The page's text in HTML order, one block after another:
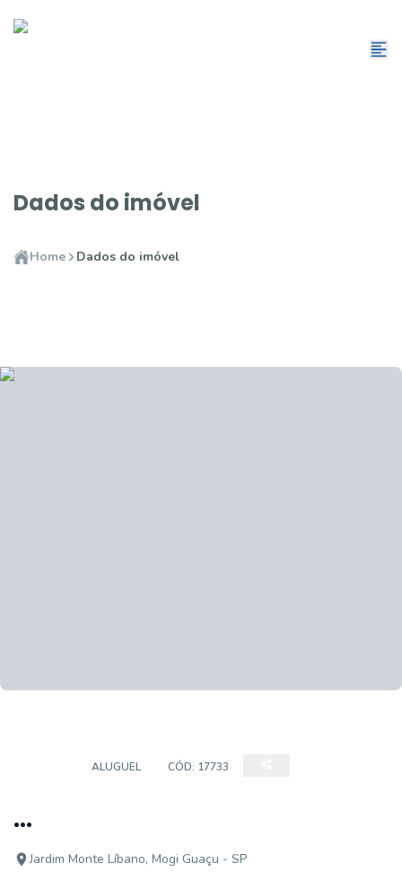
Dados do imóvel
Home Dados do imóvel
ALUGUEL CÓD: 17733
...
Jardim Monte Líbano, Mogi Guaçu - SP